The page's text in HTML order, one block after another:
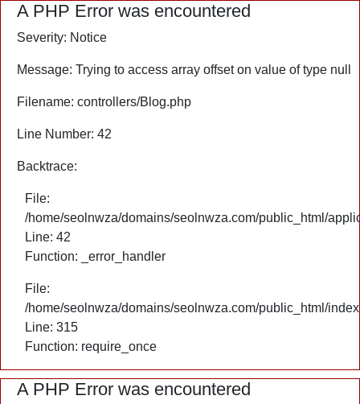
A PHP Error was encountered
Severity: Notice
Message: Trying to access array offset on value of type null
Filename: controllers/Blog.php
Line Number: 42
Backtrace:
File:
/home/seolnwza/domains/seolnwza.com/public_html/
Line: 42
Function: _error_handler
File:
/home/seolnwza/domains/seolnwza.com/public_html/
Line: 315
Function: require_once
A PHP Error was encountered